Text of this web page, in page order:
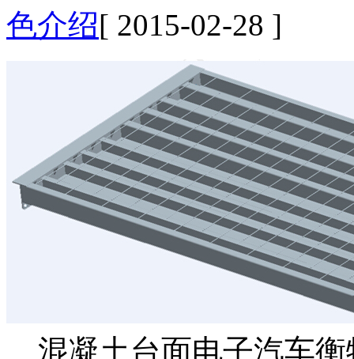
色介绍[ 2015-02-28 ]
混凝土台面电子汽车